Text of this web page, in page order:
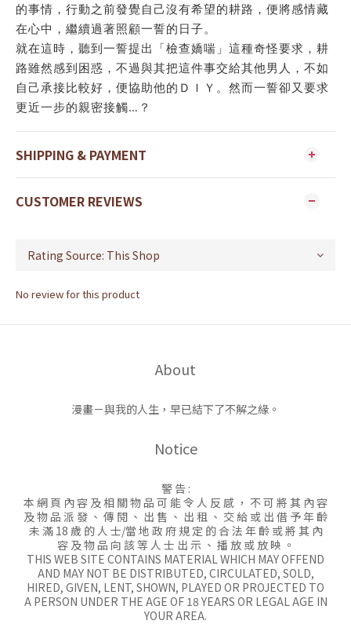
的事情，行動之前發覺自己沒有希望的耕路，便將感情藏
在心中，繼續過著照顧一誓的日子。
就在這時，聽到一誓提出「檢查嬌喘」這種奇怪要求，耕
路雖然感到困惑，不過與其把這件事交給其他男人，不如
自己承接比較好，便協助他的ＤＩＹ。然而一誓卻又要求
更近一步的親密接觸…？
SHIPPING & PAYMENT
CUSTOMER REVIEWS
No review for this product
About
漫畫－與我的人生，早已結下了不解之緣。
Notice
警 告 :
本 網 頁 內 容 及 相 關 物 品 可 能 令 人 反 感 ， 不 可 將 其 內 容
及 物 品 派 發 、 傳 閱 、 出 售 、 出 租 、 交 給 或 出 借 予 年 齡
未 滿 18 歲 的 人 士/當 地 政 府 規 定 的 合 法 年 齡 或 將 其 內
容 及 物 品 向 該 等 人 士 出 示 、 播 放 或 放 映 。
THIS WEB SITE CONTAINS MATERIAL WHICH MAY OFFEND
AND MAY NOT BE DISTRIBUTED, CIRCULATED, SOLD,
HIRED, GIVEN, LENT, SHOWN, PLAYED OR PROJECTED TO
A PERSON UNDER THE AGE OF 18 YEARS OR LEGAL AGE IN
YOUR AREA.